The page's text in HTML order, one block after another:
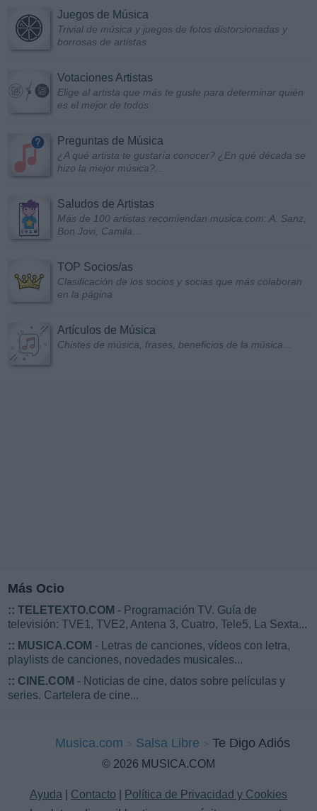
Juegos de Música
Trivial de música y juegos de fotos distorsionadas y
borrosas de artistas
Votaciones Artistas
Elige al artista que más te guste para determinar quién
es el mejor de todos
Preguntas de Música
¿A qué artista te gustaría conocer? ¿En qué década se
hizo la mejor música?...
Saludos de Artistas
Más de 100 artistas recomiendan musica.com: A. Sanz,
Bon Jovi, Camila...
TOP Socios/as
Clasificación de los socios y socias que más colaboran
en la página
Artículos de Música
Chistes de música, frases, beneficios de la música...
Más Ocio
:: TELETEXTO.COM - Programación TV. Guía de
televisión: TVE1, TVE2, Antena 3, Cuatro, Tele5, La Sexta...
:: MUSICA.COM - Letras de canciones, vídeos con letra,
playlists de canciones, novedades musicales...
:: CINE.COM - Noticias de cine, datos sobre películas y
series. Cartelera de cine...
Musica.com Salsa Libre Te Digo Adiós
© 2026 MUSICA.COM
Ayuda Contacto
Política de Privacidad y Cookies